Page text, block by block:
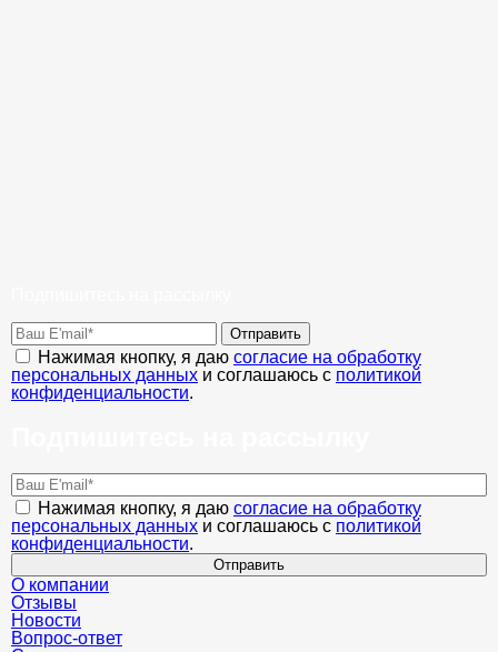
Отправить
Нажимая кнопку, я даю согласие на обработку
персональных данных и соглашаюсь с политикой
конфиденциальности.
Нажимая кнопку, я даю согласие на обработку
персональных данных и соглашаюсь с политикой
конфиденциальности.
Отправить
О компании
Отзывы
Новости
Вопрос-ответ